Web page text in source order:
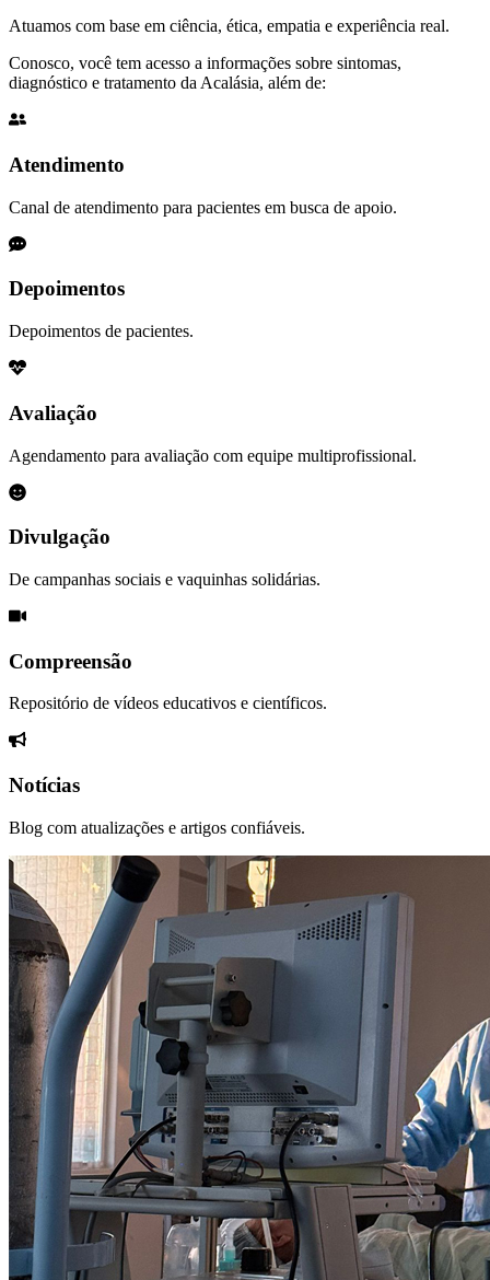
Atuamos com base em ciência, ética, empatia e experiência real.
Conosco, você tem acesso a informações sobre sintomas,
diagnóstico e tratamento da Acalásia, além de:
Atendimento
Canal de atendimento para pacientes em busca de apoio.
Depoimentos
Depoimentos de pacientes.
Avaliação
Agendamento para avaliação com equipe multiprofissional.
Divulgação
De campanhas sociais e vaquinhas solidárias.
Compreensão
Repositório de vídeos educativos e científicos.
Notícias
Blog com atualizações e artigos confiáveis.